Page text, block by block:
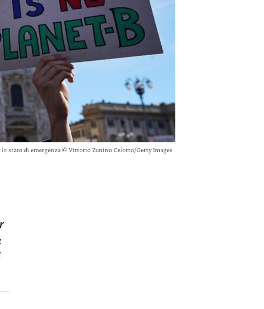
stato di emergenza © Vittorio Zunino Celotto/Getty Images